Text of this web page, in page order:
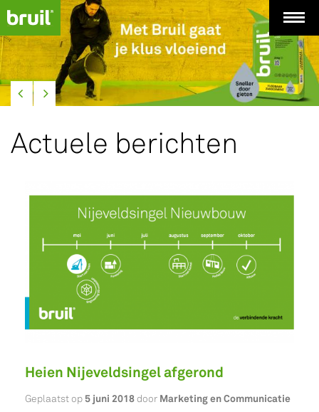
Actuele berichten
Heien Nijeveldsingel afgerond
Geplaatst op5 juni 2018door Marketing en Communicatie